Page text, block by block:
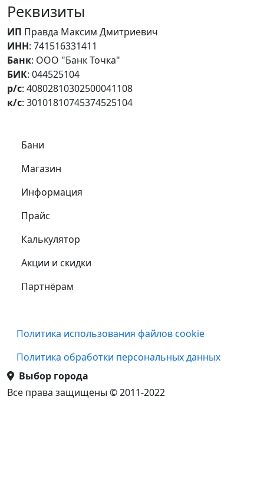
Реквизиты
ИП Правда Максим Дмитриевич
ИНН: 741516331411
Банк: ООО "Банк Точка"
БИК: 044525104
р/с: 40802810302500041108
к/с: 30101810745374525104
Самое важное
Бани
Магазин
Информация
Прайс
Калькулятор
Акции и скидки
Партнёрам
Подвал
Политика использования файлов cookie
Политика обработки персональных данных
Выбор города
Все права защищены © 2011-2022